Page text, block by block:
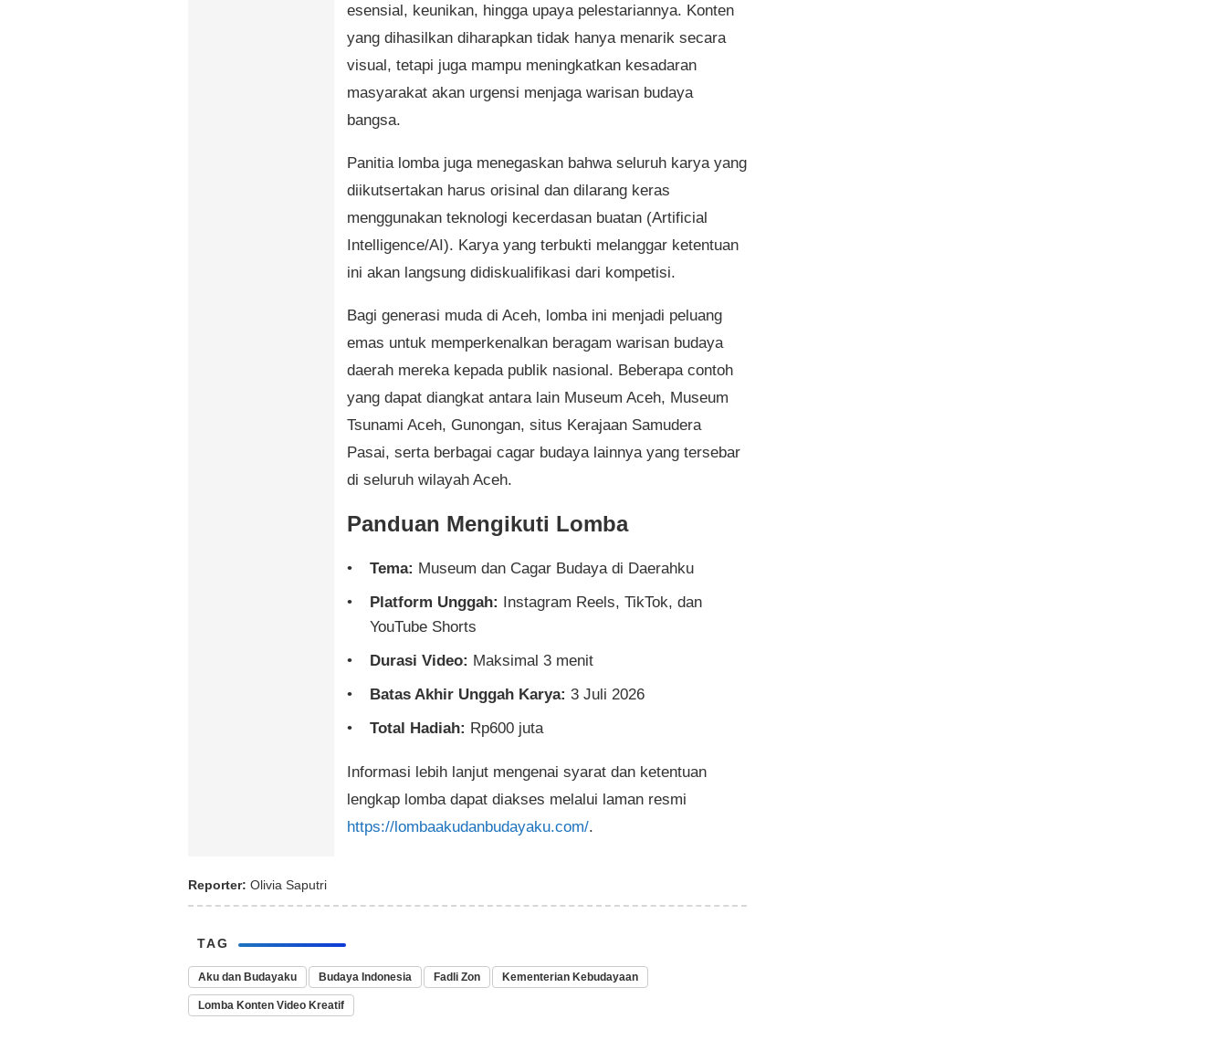
esensial, keunikan, hingga upaya pelestariannya. Konten
yang dihasilkan diharapkan tidak hanya menarik secara
visual, tetapi juga mampu meningkatkan kesadaran
masyarakat akan urgensi menjaga warisan budaya
bangsa.
Panitia lomba juga menegaskan bahwa seluruh karya yang
diikutsertakan harus orisinal dan dilarang keras
menggunakan teknologi kecerdasan buatan (Artificial
Intelligence/AI). Karya yang terbukti melanggar ketentuan
ini akan langsung didiskualifikasi dari kompetisi.
Bagi generasi muda di Aceh, lomba ini menjadi peluang
emas untuk memperkenalkan beragam warisan budaya
daerah mereka kepada publik nasional. Beberapa contoh
yang dapat diangkat antara lain Museum Aceh, Museum
Tsunami Aceh, Gunongan, situs Kerajaan Samudera
Pasai, serta berbagai cagar budaya lainnya yang tersebar
di seluruh wilayah Aceh.
Panduan Mengikuti Lomba
Tema: Museum dan Cagar Budaya di Daerahku
Platform Unggah:
Instagram Reels, TikTok, dan
YouTube Shorts
Durasi Video: Maksimal 3 menit
Batas Akhir Unggah Karya: 3 Juli 2026
Total Hadiah: Rp600 juta
Informasi lebih lanjut mengenai syarat dan ketentuan
lengkap lomba dapat diakses melalui laman resmi
https://lombaakudanbudayaku.com/.
Reporter: Olivia Saputri
TAG
Aku dan Budayaku Budaya Indonesia Fadli Zon Kementerian Kebudayaan
Lomba Konten Video Kreatif